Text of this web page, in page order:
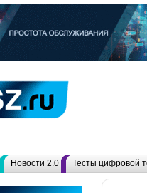
Новости 2.0 Тесты цифровой